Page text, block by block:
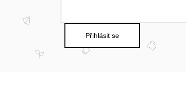
Přihlásit se